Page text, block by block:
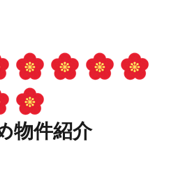
物件紹介